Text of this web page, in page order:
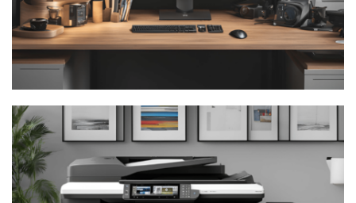
Stații
Grafice și de Lucru